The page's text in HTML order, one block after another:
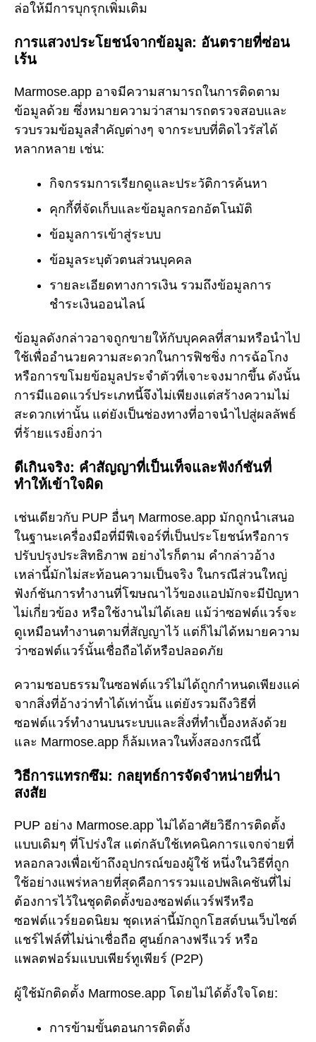
ล่อให้มีการบุกรุกเพิ่มเติม
การแสวงประโยชน์จากข้อมูล: อันตรายที่ซ่อน
เร้น
Marmose.app อาจมีความสามารถในการติดตาม
ข้อมูลด้วย ซึ่งหมายความว่าสามารถตรวจสอบและ
รวบรวมข้อมูลสำคัญต่างๆ จากระบบที่ติดไวรัสได้
หลากหลาย เช่น:
กิจกรรมการเรียกดูและประวัติการค้นหา
คุกกี้ที่จัดเก็บและข้อมูลกรอกอัตโนมัติ
ข้อมูลการเข้าสู่ระบบ
ข้อมูลระบุตัวตนส่วนบุคคล
รายละเอียดทางการเงิน รวมถึงข้อมูลการ
ชำระเงินออนไลน์
ข้อมูลดังกล่าวอาจถูกขายให้กับบุคคลที่สามหรือนำไป
ใช้เพื่ออำนวยความสะดวกในการฟิชชิ่ง การฉ้อโกง
หรือการขโมยข้อมูลประจำตัวที่เจาะจงมากขึ้น ดังนั้น
การมีแอดแวร์ประเภทนี้จึงไม่เพียงแต่สร้างความไม่
สะดวกเท่านั้น แต่ยังเป็นช่องทางที่อาจนำไปสู่ผลลัพธ์
ที่ร้ายแรงยิ่งกว่า
ดีเกินจริง: คำสัญญาที่เป็นเท็จและฟังก์ชันที่
ทำให้เข้าใจผิด
เช่นเดียวกับ PUP อื่นๆ Marmose.app มักถูกนำเสนอ
ในฐานะเครื่องมือที่มีฟีเจอร์ที่เป็นประโยชน์หรือการ
ปรับปรุงประสิทธิภาพ อย่างไรก็ตาม คำกล่าวอ้าง
เหล่านี้มักไม่สะท้อนความเป็นจริง ในกรณีส่วนใหญ่
ฟังก์ชันการทำงานที่โฆษณาไว้ของแอปมักจะมีปัญหา
ไม่เกี่ยวข้อง หรือใช้งานไม่ได้เลย แม้ว่าซอฟต์แวร์จะ
ดูเหมือนทำงานตามที่สัญญาไว้ แต่ก็ไม่ได้หมายความ
ว่าซอฟต์แวร์นั้นเชื่อถือได้หรือปลอดภัย
ความชอบธรรมในซอฟต์แวร์ไม่ได้ถูกกำหนดเพียงแค่
จากสิ่งที่อ้างว่าทำได้เท่านั้น แต่ยังรวมถึงวิธีที่
ซอฟต์แวร์ทำงานบนระบบและสิ่งที่ทำเบื้องหลังด้วย
และ Marmose.app ก็ล้มเหลวในทั้งสองกรณีนี้
วิธีการแทรกซึม: กลยุทธ์การจัดจำหน่ายที่น่า
สงสัย
PUP อย่าง Marmose.app ไม่ได้อาศัยวิธีการติดตั้ง
แบบเดิมๆ ที่โปร่งใส แต่กลับใช้เทคนิคการแจกจ่ายที่
หลอกลวงเพื่อเข้าถึงอุปกรณ์ของผู้ใช้ หนึ่งในวิธีที่ถูก
ใช้อย่างแพร่หลายที่สุดคือการรวมแอปพลิเคชันที่ไม่
ต้องการไว้ในชุดติดตั้งของซอฟต์แวร์ฟรีหรือ
ซอฟต์แวร์ยอดนิยม ชุดเหล่านี้มักถูกโฮสต์บนเว็บไซต์
แชร์ไฟล์ที่ไม่น่าเชื่อถือ ศูนย์กลางฟรีแวร์ หรือ
แพลตฟอร์มแบบเพียร์ทูเพียร์ (P2P)
ผู้ใช้มักติดตั้ง Marmose.app โดยไม่ได้ตั้งใจโดย:
การข้ามขั้นตอนการติดตั้ง